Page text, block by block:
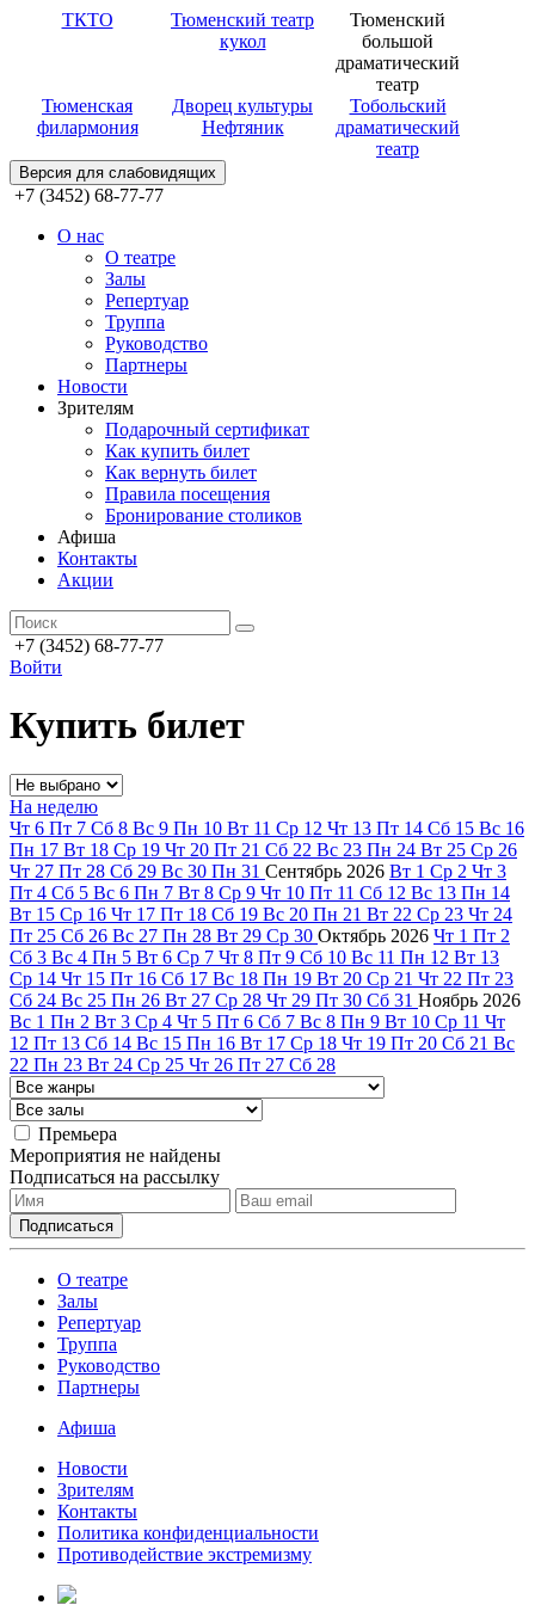
ТКТО
Тюменский театр
кукол
Тюменский
большой
драматический
театр
Тюменская
филармония
Дворец культуры
Нефтяник
Тобольский
драматический
театр
Версия для слабовидящих
+7 (3452) 68-77-77
О нас
О театре
Залы
Репертуар
Труппа
Руководство
Партнеры
Новости
Зрителям
Подарочный сертификат
Как купить билет
Как вернуть билет
Правила посещения
Бронирование столиков
Афиша
Контакты
Акции
+7 (3452) 68-77-77
Войти
Купить билет
На неделю
Чт 6 Пт 7 Сб 8 Вс 9 Пн 10 Вт 11 Ср 12 Чт 13 Пт 14 Сб 15 Вс 16
Пн 17 Вт 18 Ср 19 Чт 20 Пт 21 Сб 22 Вс 23 Пн 24 Вт 25 Ср 26
Чт 27 Пт 28 Сб 29 Вс 30 Пн 31 Сентябрь 2026 Вт 1 Ср 2 Чт 3
Пт 4 Сб 5 Вс 6 Пн 7 Вт 8 Ср 9 Чт 10 Пт 11 Сб 12 Вс 13 Пн 14
Вт 15 Ср 16 Чт 17 Пт 18 Сб 19 Вс 20 Пн 21 Вт 22 Ср 23 Чт 24
Пт 25 Сб 26 Вс 27 Пн 28 Вт 29 Ср 30 Октябрь 2026 Чт 1 Пт 2
Сб 3 Вс 4 Пн 5 Вт 6 Ср 7 Чт 8 Пт 9 Сб 10 Вс 11 Пн 12 Вт 13
Ср 14 Чт 15 Пт 16 Сб 17 Вс 18 Пн 19 Вт 20 Ср 21 Чт 22 Пт 23
Сб 24 Вс 25 Пн 26 Вт 27 Ср 28 Чт 29 Пт 30 Сб 31 Ноябрь 2026
Вс 1 Пн 2 Вт 3 Ср 4 Чт 5 Пт 6 Сб 7 Вс 8 Пн 9 Вт 10 Ср 11 Чт
12 Пт 13 Сб 14 Вс 15 Пн 16 Вт 17 Ср 18 Чт 19 Пт 20 Сб 21 Вс
22 Пн 23 Вт 24 Ср 25 Чт 26 Пт 27 Сб 28
Премьера
Мероприятия не найдены
Подписаться на рассылку
О театре
Залы
Репертуар
Труппа
Руководство
Партнеры
Афиша
Новости
Зрителям
Контакты
Политика конфиденциальности
Противодействие экстремизму